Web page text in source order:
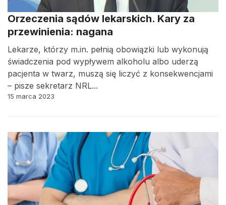
Orzeczenia sądów lekarskich. Kary za
przewinienia: nagana
Lekarze, którzy m.in. pełnią obowiązki lub wykonują
świadczenia pod wypływem alkoholu albo uderzą
pacjenta w twarz, muszą się liczyć z konsekwencjami
– pisze sekretarz NRL...
15 marca 2023